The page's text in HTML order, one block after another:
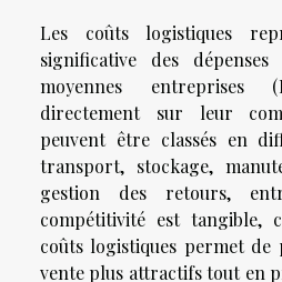
Les coûts logistiques
significative des
moyennes entreprises
directement sur leur
peuvent être classés en
transport, stockage,
gestion des retours,
compétitivité est tangible,
coûts logistiques permet
vente plus attractifs tout en